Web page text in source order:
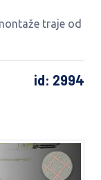
traje od
id: 2994